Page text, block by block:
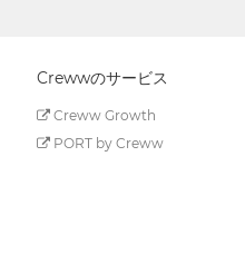
Crewwのサービス
Creww Growth
PORT by Creww